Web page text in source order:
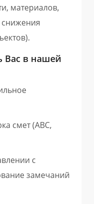
материалов,
снижения
Вас в нашей
смет (АВС,
с
замечаний